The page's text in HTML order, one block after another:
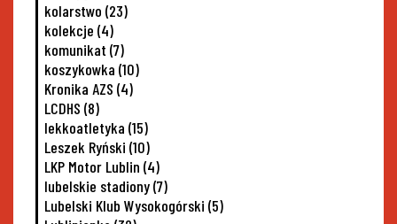
kolarstwo (23)
kolekcje (4)
komunikat (7)
koszykowka (10)
Kronika AZS (4)
LCDHS (8)
lekkoatletyka (15)
Leszek Ryński (10)
LKP Motor Lublin (4)
lubelskie stadiony(7)
Lubelski Klub Wysokogórski (5)